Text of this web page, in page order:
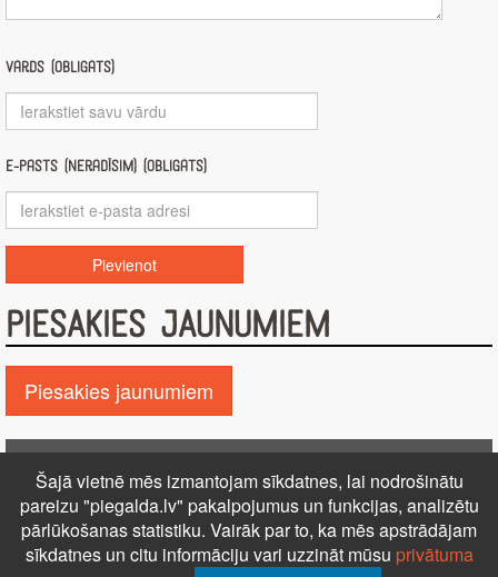
Vārds (obligāts)
E-pasts (nerādīsim) (obligāts)
PIESAKIES JAUNUMIEM
Piesakies jaunumiem
Kontakti Reklāma Par mums
Autortiesības
PRIVĀTUMA POLITIKA
NOTEIKUMI – DISTANCES
LĪGUMS
Uz augšu ↑
Šajā vietnē mēs izmantojam sīkdatnes, lai nodrošinātu
pareizu "piegalda.lv" pakalpojumus un funkcijas, analizētu
pārlūkošanas statistiku. Vairāk par to, ka mēs apstrādājam
sīkdatnes un citu informāciju vari uzzināt mūsu privātuma